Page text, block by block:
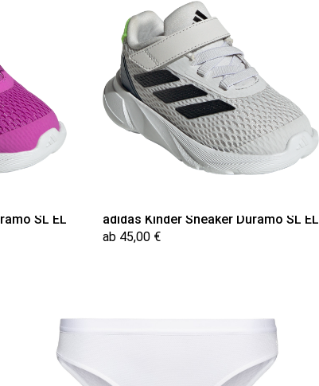
SL EL
adidas Kinder Sneaker Duramo SL EL
ab 45,00 €